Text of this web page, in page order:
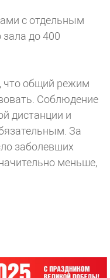
с отдельным
до 400
что общий режим
Соблюдение
дистанции и
За
заболевших
меньше,